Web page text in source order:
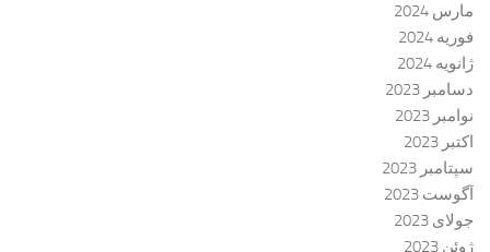
مارس 2024
فوریه 2024
ژانویه 2024
دسامبر 2023
نوامبر 2023
اکتبر 2023
سپتامبر 2023
آگوست 2023
جولای 2023
ژوئن 2023